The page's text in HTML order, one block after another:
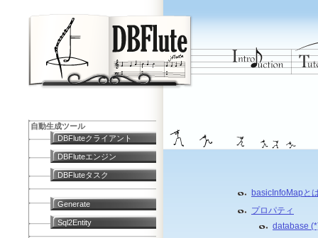
basicInfoMapと
プロパティ
database
自動生成ツール
DBFluteクライアント
DBFluteエンジン
DBFluteタスク
Generate
Sql2Entity